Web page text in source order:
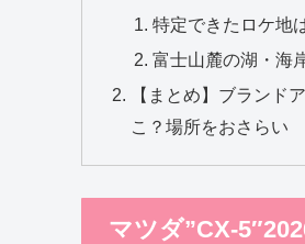
特定できたロケ地
富士山麓の湖・海
【まとめ】ブランド
こ？場所をおさらい
マツダ”CX-